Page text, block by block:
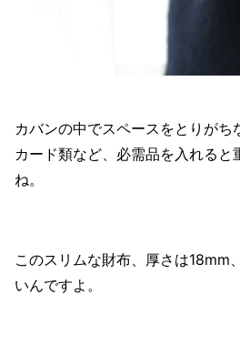
カバンの中でスペースをとりが
カード類など、必需品を入れると
ね。
このスリムな財布、厚さは18mm
いんですよ。